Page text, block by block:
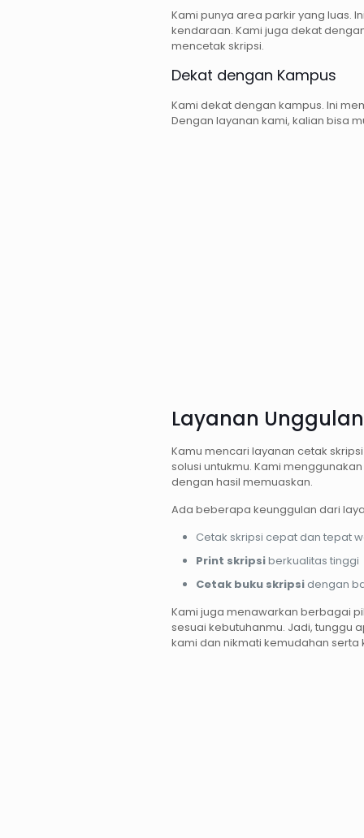
Kami punya area parkir yang luas.
kendaraan. Kami juga dekat
mencetak skripsi.
Dekat dengan Kampus
Kami dekat dengan kampus. Ini
Dengan layanan kami, kalian bisa
Layanan
Kamu mencari layanan cetak
solusi untukmu. Kami
dengan hasil memuaskan.
Ada beberapa keunggulan dari
Cetak skripsi cepat dan tepat
Print skripsiberkualitas tinggi
Cetak buku skripsidengan
Kami juga menawarkan berbagai
sesuai kebutuhanmu. Jadi, tunggu
kami dan nikmati kemudahan serta